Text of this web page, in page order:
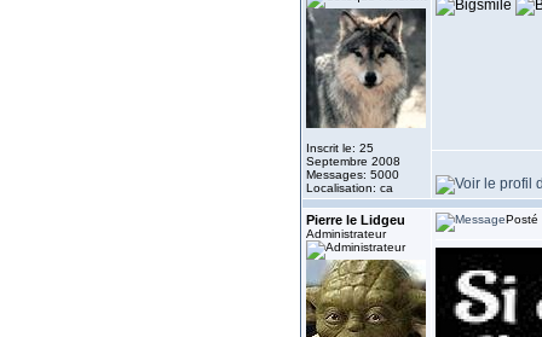
Inscrit le: 25
Septembre 2008
Messages: 5000
Localisation: ca
Pierre le Lidgeu
Administrateur
Posté